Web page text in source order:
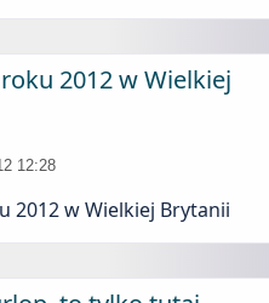
2012 w Wielkiej
12:28